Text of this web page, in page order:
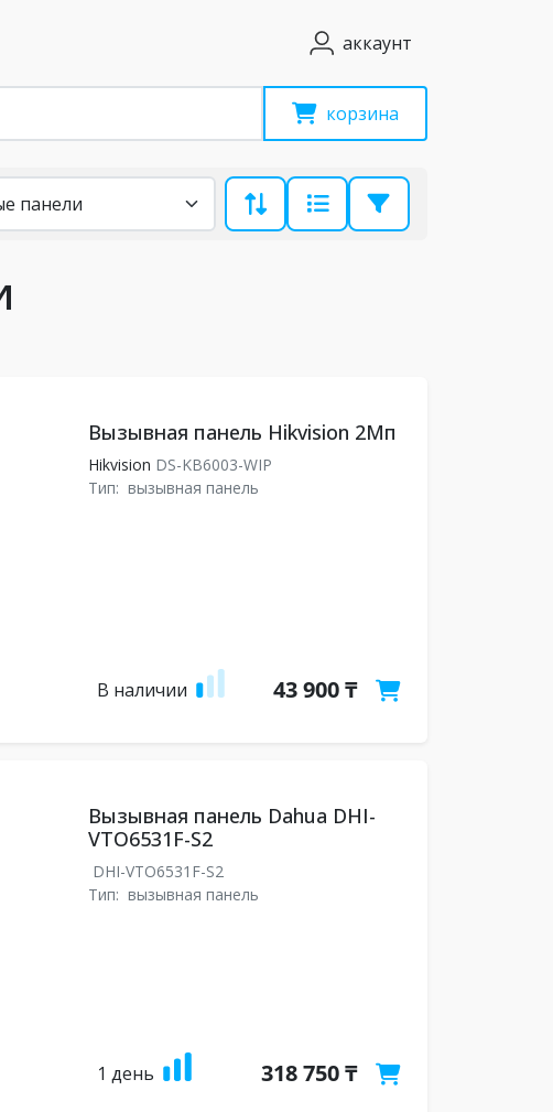
аккаунт
корзина
Вызывная панель Hikvision 2Мп
Hikvision DS-KB6003-WIP
Тип: вызывная панель
В наличии 43 900 ₸
Вызывная панель Dahua DHI-
VTO6531F-S2
DHI-VTO6531F-S2
Тип: вызывная панель
1 день 318 750 ₸